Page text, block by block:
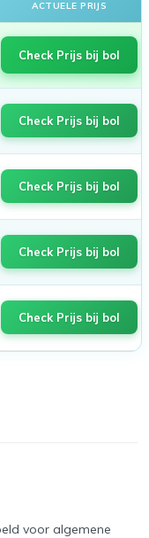
ACTUELE PRIJS
Check Prijs bij bol
Check Prijs bij bol
Check Prijs bij bol
Check Prijs bij bol
Check Prijs bij bol
voor algemene